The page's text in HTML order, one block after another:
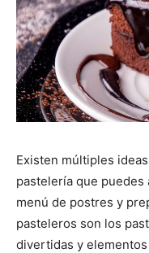
Existen múltiples
pastelería que
menú de postres y
pasteleros son los
divertidas y